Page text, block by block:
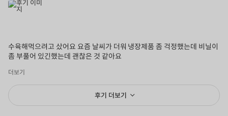
수육해먹으려고 샀어요 요즘 날씨가 더워 냉장제품 좀 걱정했는데 비닐이
좀 부풀어 있긴했는데 괜찮은 것 같아요
더보기
후기 더보기